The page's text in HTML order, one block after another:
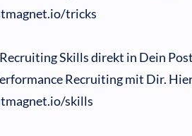
tricks
Skills direkt in Dein
Recruiting mit Dir.
skills